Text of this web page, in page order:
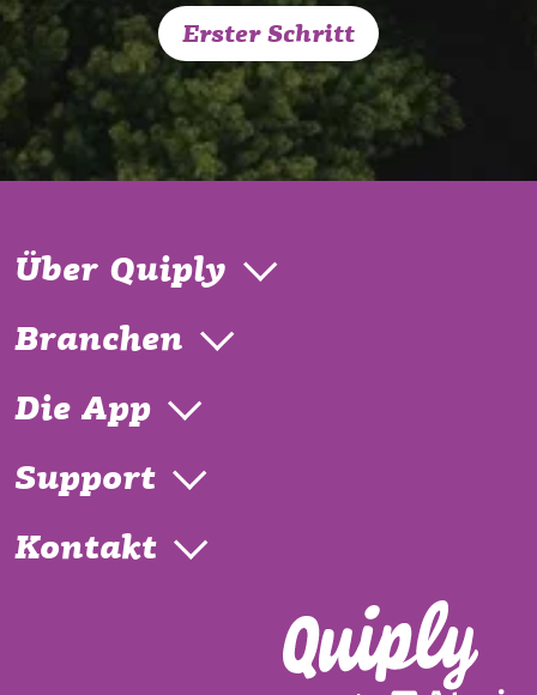
Erster Schritt
Über Quiply
Branchen
Die App
Support
Kontakt